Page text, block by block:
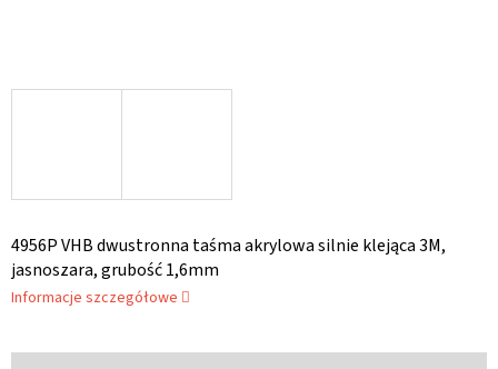
4956P VHB dwustronna taśma akrylowa silnie klejąca 3M,
jasnoszara, grubość 1,6mm
Informacje szczegółowe